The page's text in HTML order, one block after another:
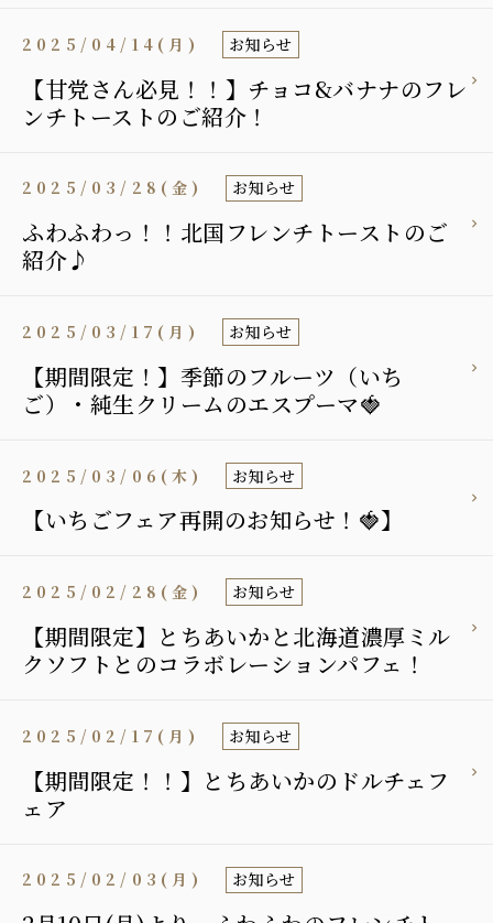
【甘党さん必見！！】チョコ&バナナのフレ
ンチトーストのご紹介！
2025/04/14(月) お知らせ
ふわふわっ！！北国フレンチトーストのご
紹介♪
2025/03/28(金) お知らせ
【期間限定！】季節のフルーツ（いち
ご）・純生クリームのエスプーマ🍓
2025/03/17(月) お知らせ
【いちごフェア再開のお知らせ！🍓】
2025/03/06(木) お知らせ
【期間限定】とちあいかと北海道濃厚ミル
クソフトとのコラボレーションパフェ！
2025/02/28(金) お知らせ
【期間限定！！】とちあいかのドルチェフ
ェア
2025/02/17(月) お知らせ
2025/02/03(月) お知らせ